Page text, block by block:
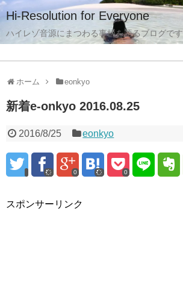
Hi-Resolution for Everyone
ハイレゾ音源にまつわる事柄を語るブログです
ホーム eonkyo
新着e-onkyo 2016.08.25
2016/8/25 eonkyo
0 0
スポンサーリンク